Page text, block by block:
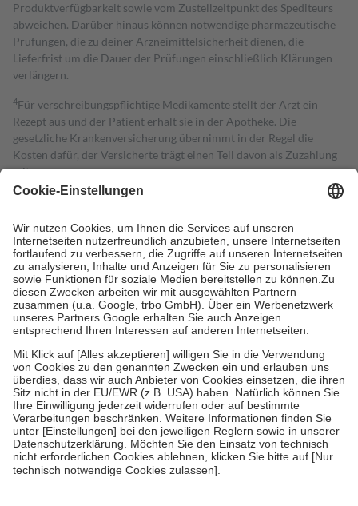
Produktverfügbarkeit sowie vom Zustellzeitpunkt des Spediteurs
abweichen. Darüber hinaus können notwendige pharmazeutische
Prüfungen, die zu deiner Arzneimittelsicherheit dienen, die
Lieferfrist um die Dauer der Prüfungen einschließlich Klärungen
verlängern.
4Für verschreibungspflichtige Medikamente stellt der Arzt ein
Rezept aus und der Patient erhält sie in der Apotheke. Die
gesetzliche Krankenversicherung übernimmt in der Regel die
Kosten dafür, der Versicherte trägt einen Teil davon als Zuzahlung
mit.
Grundsätzlich leisten Mitglieder Zuzahlungen in Höhe von zehn
höchstens zehn Euro.
Es sind jedoch nie mehr als die tatsächlichen
Kosten der Leistung zu entrichten.
Diese Regeln gelten grundsätzlich auch für Online-Apotheken.
Bei Heilmitteln und häuslicher Krankenpflege beträgt die
Zuzahlung zehn Prozent der Kosten sowie zehn Euro je
Verordnung.
Um das Engagement der Versicherten für ihre eigene Gesundheit zu
stärken und die besondere Stellung der Familie zu unterstützen,
fallenkeine Zuzahlungenan bei:
• Kindern und Jugendlichen bis zum vollendeten 18. Lebensjahr
mit Ausnahme der Fahrkosten
• Untersuchungen zur Vorsorge und Früherkennung, die von der
GKV getragen werden
• empfohlenen Schutzimpfungen
• Harn- und Blutteststreifen